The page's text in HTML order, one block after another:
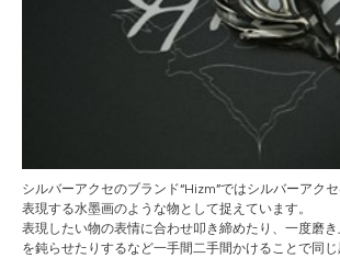
シルバーアクセのブランド“Hizm”ではシルバーアクセ
表現する水墨画のような物として捉えています。
表現したい物の表情に合わせ叩き締めたり、一度磨
を鈍らせたりするなど一手間二手間かけることで同